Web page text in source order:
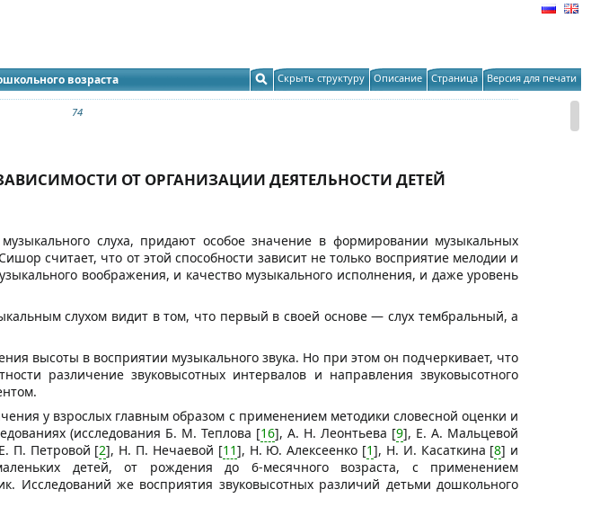
возраста Скрыть структуру Описание Страница Версия для печати
74
ОТ ОРГАНИЗАЦИИ ДЕЯТЕЛЬНОСТИ ДЕТЕЙ
слуха, придают особое значение в формировании музыкальных
считает, что от этой способности зависит не только восприятие мелодии и
воображения, и качество музыкального исполнения, и даже уровень
слухом видит в том, что первый в своей основе — слух тембральный, а
высоты в восприятии музыкального звука. Но при этом он подчеркивает, что
различение звуковысотных интервалов и направления звуковысотного
у взрослых главным образом с применением методики словесной оценки и
(исследования Б. М. Теплова [16], А. Н. Леонтьева [9], Е. А. Мальцевой
П. Петровой [2], Н. П. Нечаевой [11], Н. Ю. Алексеенко [1], Н. И. Касаткина [8] и
детей, от рождения до 6-месячного возраста, с применением
Исследований же восприятия звуковысотных различий детьми дошкольного